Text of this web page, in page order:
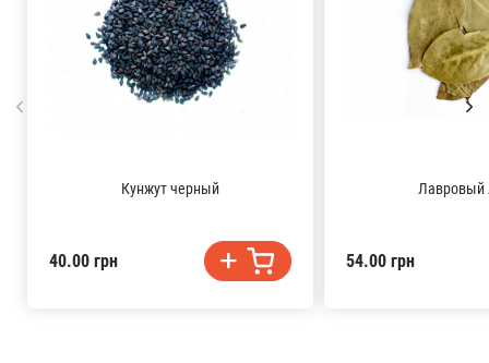
Кунжут черный
40.00 грн
Лавровый
54.00 грн